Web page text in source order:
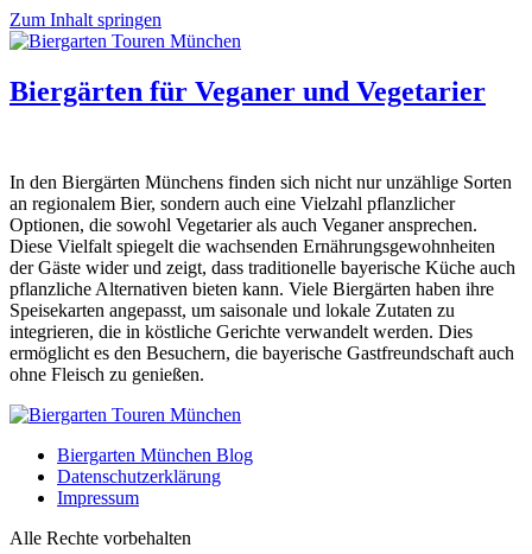
Zum Inhalt springen
Biergärten für Veganer und Vegetarier
In den Biergärten Münchens finden sich nicht nur unzählige Sorten
an regionalem Bier, sondern auch eine Vielzahl pflanzlicher
Optionen, die sowohl Vegetarier als auch Veganer ansprechen.
Diese Vielfalt spiegelt die wachsenden Ernährungsgewohnheiten
der Gäste wider und zeigt, dass traditionelle bayerische Küche auch
pflanzliche Alternativen bieten kann. Viele Biergärten haben ihre
Speisekarten angepasst, um saisonale und lokale Zutaten zu
integrieren, die in köstliche Gerichte verwandelt werden. Dies
ermöglicht es den Besuchern, die bayerische Gastfreundschaft auch
ohne Fleisch zu genießen.
Biergarten München Blog
Datenschutzerklärung
Impressum
Alle Rechte vorbehalten